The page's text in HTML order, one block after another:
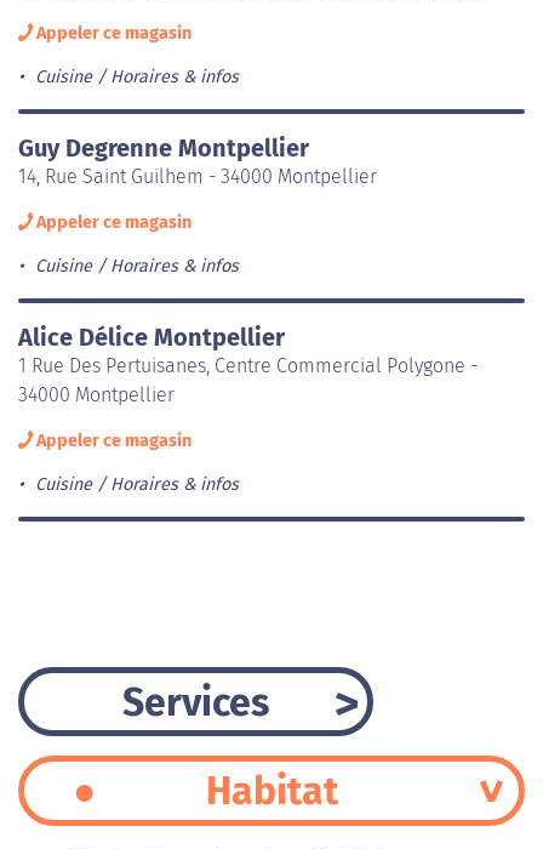
Appeler ce magasin
Cuisine Horaires & infos
Guy Degrenne Montpellier
14, Rue Saint Guilhem - 34000 Montpellier
Appeler ce magasin
Cuisine Horaires & infos
Alice Délice Montpellier
1 Rue Des Pertuisanes, Centre Commercial Polygone -
34000 Montpellier
Appeler ce magasin
Cuisine Horaires & infos
Services
Habitat